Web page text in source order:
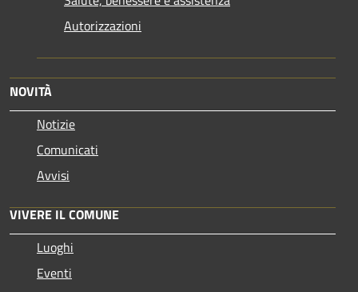
Autorizzazioni
NOVITÀ
Notizie
Comunicati
Avvisi
VIVERE IL COMUNE
Luoghi
Eventi